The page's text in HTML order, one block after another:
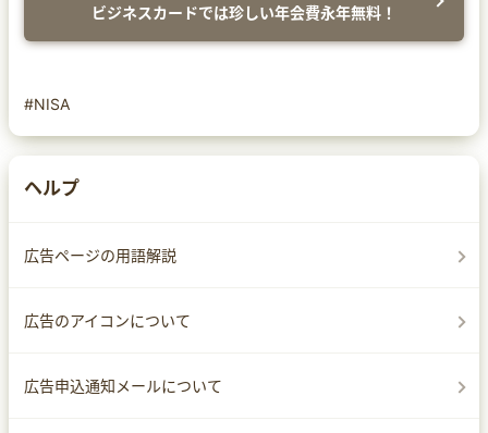
ビジネスカードでは珍しい年会費永年無料！
#NISA
ヘルプ
広告ページの用語解説
広告のアイコンについて
広告申込通知メールについて